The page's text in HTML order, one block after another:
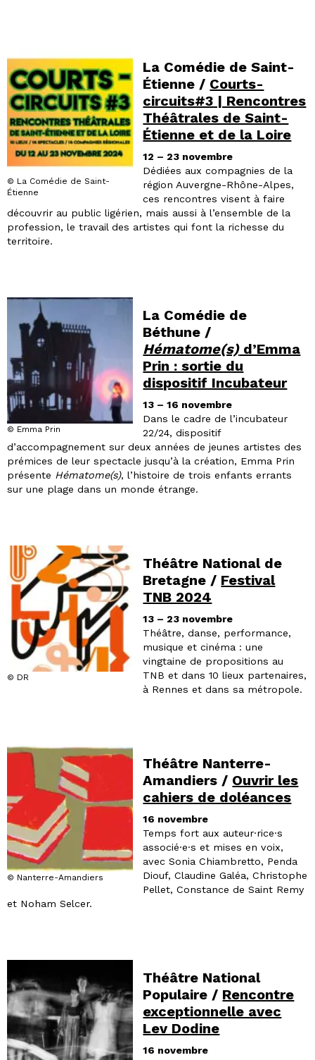
© La Comédie de Saint-
Étienne
La Comédie de Saint-
Étienne / Courts-
circuits#3 | Rencontres
Théâtrales de Saint-
Étienne et de la Loire
12 – 23 novembre
Dédiées aux compagnies de la
région Auvergne-Rhône-Alpes,
ces rencontres visent à faire
découvrir au public ligérien, mais aussi à l’ensemble de la
profession, le travail des artistes qui font la richesse du
territoire.
© Emma Prin
La Comédie de
Béthune /
Hématome(s)d’Emma
Prin : sortie du
dispositif Incubateur
13 – 16 novembre
Dans le cadre de l’incubateur
22/24, dispositif
d’accompagnement sur deux années de jeunes artistes des
prémices de leur spectacle jusqu’à la création, Emma Prin
présente Hématome(s), l’histoire de trois enfants errants
sur une plage dans un monde étrange.
© DR
Théâtre National de
Bretagne / Festival
TNB 2024
13 – 23 novembre
Théâtre, danse, performance,
musique et cinéma : une
vingtaine de propositions au
TNB et dans 10 lieux partenaires,
à Rennes et dans sa métropole.
© Nanterre-Amandiers
Théâtre Nanterre-
Amandiers / Ouvrir les
cahiers de doléances
16 novembre
Temps fort aux auteur·rice·s
associé·e·s et mises en voix,
avec Sonia Chiambretto, Penda
Diouf, Claudine Galéa, Christophe
Pellet, Constance de Saint Remy
et Noham Selcer.
Théâtre National
Populaire / Rencontre
exceptionnelle avec
Lev Dodine
16 novembre